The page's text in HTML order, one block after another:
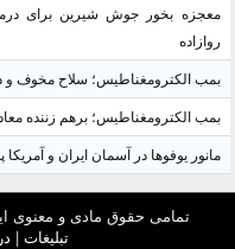
معجزه بخور جوش شیرین برای
روازاده
بمب الکترومغناطیس؛ سلاح مخوف و
بمب الکترومغناطیس؛ برهم زننده
مانور یوفوها در آسمان ایران و
تمامی حقوق مادی و معنوی این
تبلیغات |